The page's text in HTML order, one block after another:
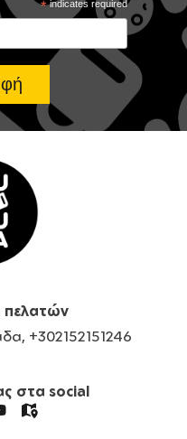
*indicates required
πελατών
+302152151246
στα social